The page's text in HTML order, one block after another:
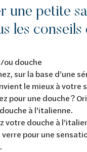
une petite
les
ou douche
sur la base d’une
le mieux à votre
pour une douche ?
à l’italienne.
votre douche à
verre pour une